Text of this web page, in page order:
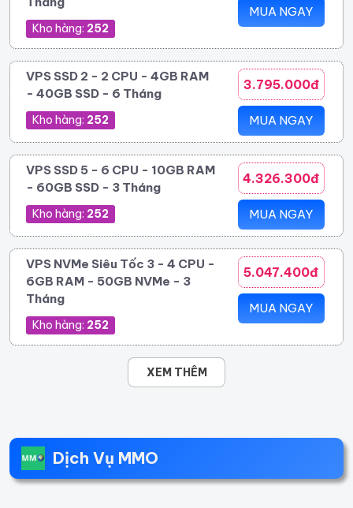
Kho hàng: 252
MUA NGAY
VPS SSD 2 - 2 CPU - 4GB RAM
- 40GB SSD - 6 Tháng
Kho hàng: 252
3.795.000đ
MUA NGAY
VPS SSD 5 - 6 CPU - 10GB RAM
- 60GB SSD - 3 Tháng
Kho hàng: 252
4.326.300đ
MUA NGAY
VPS NVMe Siêu Tốc 3 - 4 CPU -
6GB RAM - 50GB NVMe - 3
Tháng
Kho hàng: 252
5.047.400đ
MUA NGAY
XEM THÊM
Dịch Vụ MMO